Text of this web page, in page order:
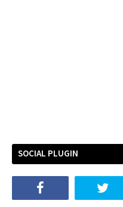
SOCIAL PLUGIN